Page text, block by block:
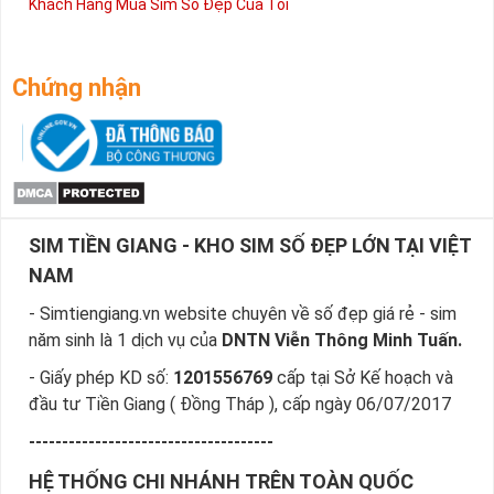
Khách Hàng Mua Sim Số Đẹp Của Tôi
Chứng nhận
SIM TIỀN GIANG - KHO SIM SỐ ĐẸP LỚN TẠI VIỆT
NAM
- Simtiengiang.vn website chuyên về số đẹp giá rẻ - sim
năm sinh là 1 dịch vụ của DNTN Viễn Thông Minh Tuấn.
- Giấy phép KD số: 1201556769 cấp tại Sở Kế hoạch và
đầu tư Tiền Giang ( Đồng Tháp ), cấp ngày 06/07/2017
-------------------------------------
HỆ THỐNG CHI NHÁNH TRÊN TOÀN QUỐC